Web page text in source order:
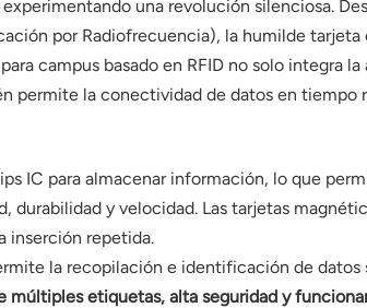
una revolución silenciosa.
por Radiofrecuencia), la humilde tarjeta
campus basado en RFID no solo integra
permite la conectividad de datos en tiempo
IC para almacenar información, lo que
y velocidad. Las tarjetas
inserción repetida.
la recopilación e identificación de
etiquetas, alta seguridad y